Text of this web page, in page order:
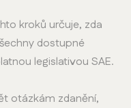
kroků určuje, zda
dostupné
legislativou SAE.
otázkám zdanění,